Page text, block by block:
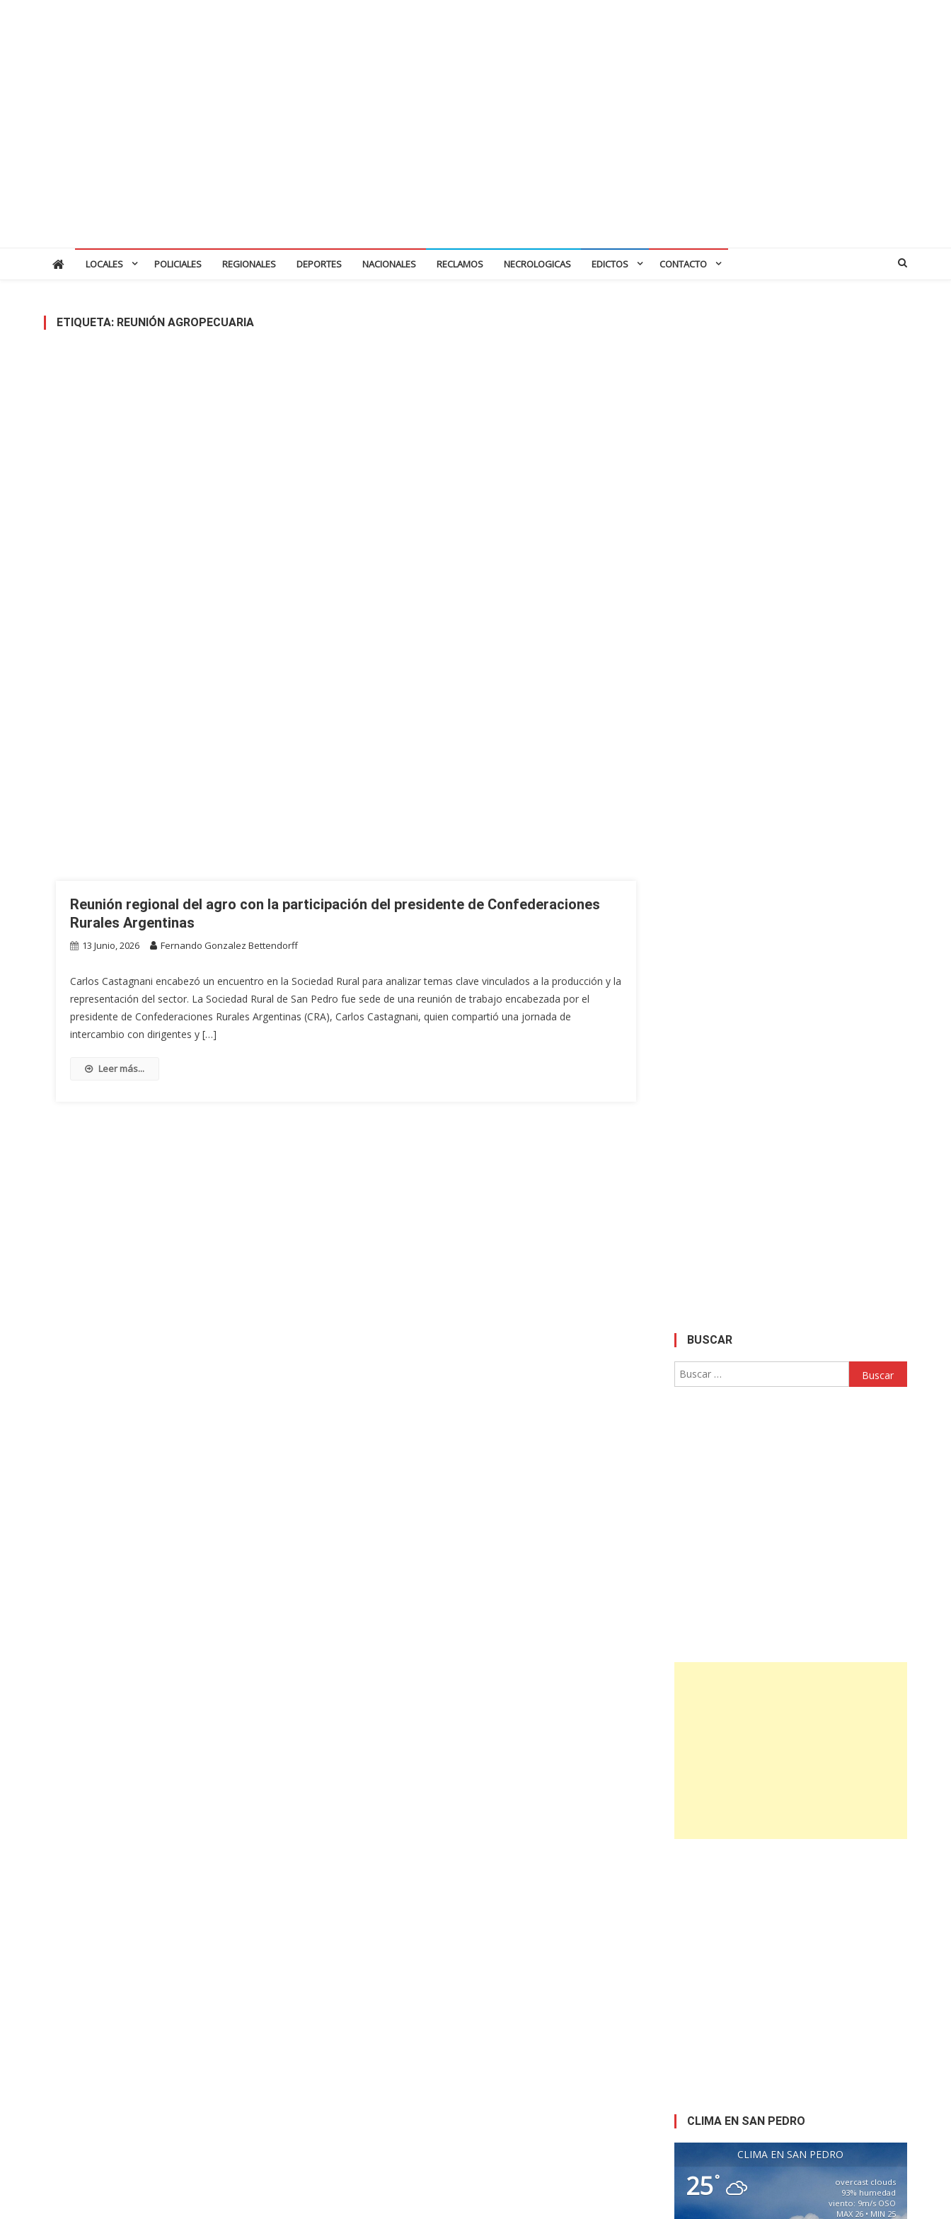
LOCALES POLICIALES REGIONALES DEPORTES NACIONALES RECLAMOS NECROLOGICAS EDICTOS CONTACTO
ETIQUETA: REUNIÓN AGROPECUARIA
Reunión regional del agro con la participación del presidente de Confederaciones
Rurales Argentinas
13 Junio, 2026 Fernando Gonzalez Bettendorff
Carlos Castagnani encabezó un encuentro en la Sociedad Rural para analizar temas clave vinculados a la producción y la
representación del sector. La Sociedad Rural de San Pedro fue sede de una reunión de trabajo encabezada por el
presidente de Confederaciones Rurales Argentinas (CRA), Carlos Castagnani, quien compartió una jornada de
intercambio con dirigentes y […]
Leer más...
BUSCAR
Buscar:
CLIMA EN SAN PEDRO
CLIMA EN SAN PEDRO
25°
overcast clouds
93% humedad
viento: 9m/s OSO
MAX 26 • MIN 25